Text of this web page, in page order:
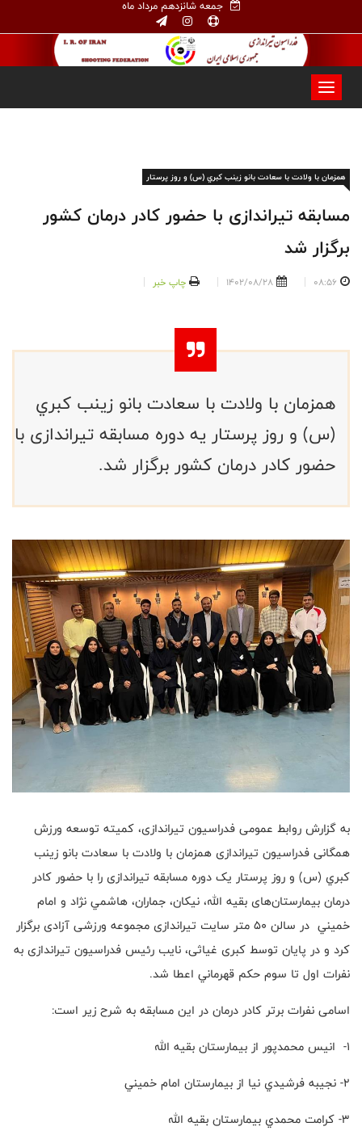
جمعه شانزدهم مرداد ماه
همزمان با ولادت با سعادت بانو زينب كبري (س) و روز پرستار
مسابقه تیراندازی با حضور کادر درمان کشور
برگزار شد
08:56
1402/08/28 چاپ خبر
همزمان با ولادت با سعادت بانو زينب كبري
(س) و روز پرستار یه دوره مسابقه تیراندازی با
حضور کادر درمان کشور برگزار شد.
به گزارش روابط عمومی فدراسیون تیراندازی، کمیته توسعه ورزش
همگانی فدراسیون تیراندازی همزمان با ولادت با سعادت بانو زينب
كبري (س) و روز پرستار یک دوره مسابقه تیراندازی را با حضور کادر
درمان بیمارستان‌های بقيه الله، نيكان، جماران، هاشمي نژاد و امام
خميني در سالن 50 متر سایت تیراندازی مجموعه ورزشی آزادی برگزار
کرد و در پایان توسط کبری غیاثی، نایب رئیس فدراسیون تیراندازی به
نفرات اول تا سوم حكم قهرماني اعطا شد.
اسامی نفرات برتر کادر درمان در این مسابقه به شرح زیر است:
1- انيس محمدپور از بيمارستان بقيه الله
2- نجيبه فرشيدي نيا از بيمارستان امام خميني
3- كرامت محمدي بيمارستان بقيه الله